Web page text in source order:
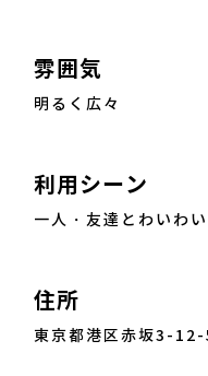
雰囲気
明るく広々
利用シーン
一人・友達とわいわい
住所
東京都港区赤坂3-